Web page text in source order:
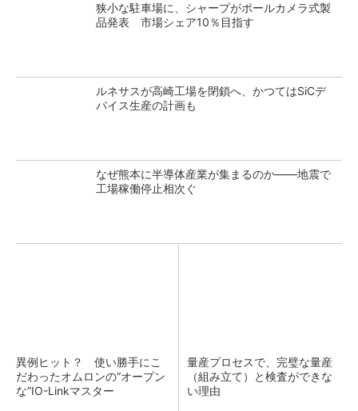
狭小な駐車場に、シャープがポールカメラ式製
品発表 市場シェア10％目指す
ルネサスが高崎工場を閉鎖へ、かつてはSiCデ
バイス生産の計画も
なぜ熊本に半導体産業が集まるのか――地震で
工場稼働停止相次ぐ
異例ヒット？ 使い勝手にこ
だわったオムロンの“オープン
な”IO-Linkマスター
量産プロセスで、完璧な量産
（組み立て）と検査ができな
い理由